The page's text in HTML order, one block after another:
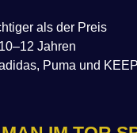
als der Preis
Jahren
Puma und